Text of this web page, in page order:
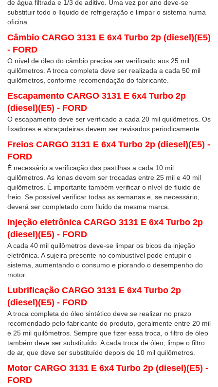
de água filtrada e 1/3 de aditivo. Uma vez por ano deve-se
substituir todo o líquido de refrigeração e limpar o sistema numa
oficina.
Câmbio CARGO 3131 E 6x4 Turbo 2p (diesel)(E5)
- FORD
O nível de óleo do câmbio precisa ser verificado aos 25 mil
quilômetros. A troca completa deve ser realizada a cada 50 mil
quilômetros, conforme recomendação do fabricante.
Escapamento CARGO 3131 E 6x4 Turbo 2p
(diesel)(E5) - FORD
O escapamento deve ser verificado a cada 20 mil quilômetros. Os
fixadores e abraçadeiras devem ser revisados periodicamente.
Freios CARGO 3131 E 6x4 Turbo 2p (diesel)(E5) -
FORD
É necessário a verificação das pastilhas a cada 10 mil
quilômetros. As lonas devem ser trocadas entre 25 mil e 40 mil
quilômetros. É importante também verificar o nível de fluido de
freio. Se possível verificar todas as semanas e, se necessário,
deverá ser completado com fluido da mesma marca.
Injeção eletrônica CARGO 3131 E 6x4 Turbo 2p
(diesel)(E5) - FORD
A cada 40 mil quilômetros deve-se limpar os bicos da injeção
eletrônica. A sujeira presente no combustível pode entupir o
sistema, aumentando o consumo e piorando o desempenho do
motor.
Lubrificação CARGO 3131 E 6x4 Turbo 2p
(diesel)(E5) - FORD
A troca completa do óleo sintético deve se realizar no prazo
recomendado pelo fabricante do produto, geralmente entre 20 mil
e 25 mil quilômetros. Sempre que fizer essa troca, o filtro de óleo
também deve ser substituído. A cada troca de óleo, limpe o filtro
de ar, que deve ser substituído depois de 10 mil quilômetros.
Motor CARGO 3131 E 6x4 Turbo 2p (diesel)(E5) -
FORD